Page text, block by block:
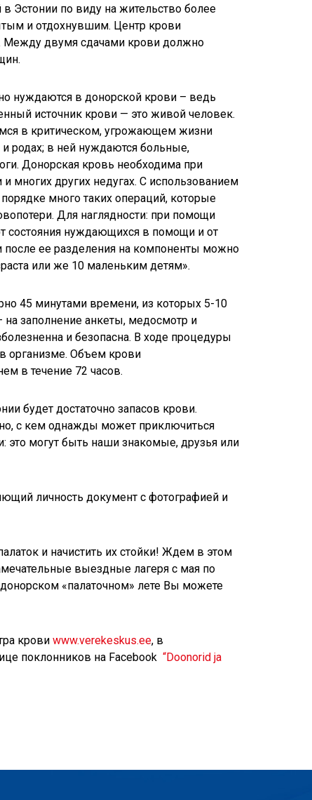
Эстонии по виду на жительство более
и отдохнувшим. Центр крови
Между двумя сдачами крови должно
нуждаются в донорской крови – ведь
источник крови — это живой человек.
в критическом, угрожающем жизни
родах; в ней нуждаются больные,
Донорская кровь необходима при
многих других недугах. С использованием
много таких операций, которые
Для наглядности: при помощи
нуждающихся в помощи и от
после ее разделения на компоненты можно
или же 10 маленьким детям».
45 минутами времени, из которых 5-10
на заполнение анкеты, медосмотр и
и безопасна. В ходе процедуры
в организме. Объем крови
в течение 72 часов.
будет достаточно запасов крови.
с кем однажды может приключиться
это могут быть наши знакомые, друзья или
личность документ с фотографией и
и начистить их стойки! Ждем в этом
выездные лагеря с мая по
«палаточном» лете Вы можете
крови www.verekeskus.ee, в
поклонников на Facebook “Doonorid ja